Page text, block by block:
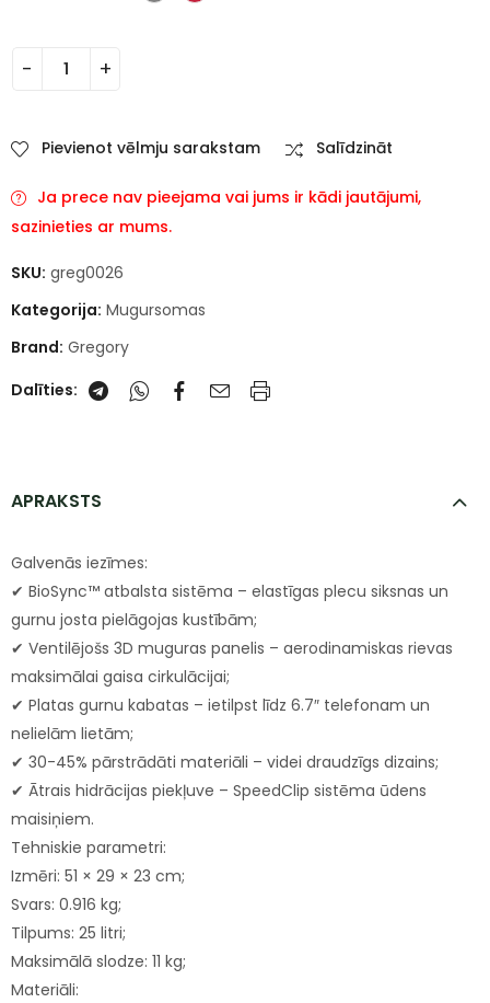
Pievienot vēlmju sarakstam Salīdzināt
Ja prece nav pieejama vai jums ir kādi jautājumi,
sazinieties ar mums.
SKU: greg0026
Kategorija: Mugursomas
Brand: Gregory
Dalīties:
APRAKSTS
Galvenās iezīmes:
✔ BioSync™ atbalsta sistēma – elastīgas plecu siksnas un
gurnu josta pielāgojas kustībām;
✔ Ventilējošs 3D muguras panelis – aerodinamiskas rievas
maksimālai gaisa cirkulācijai;
✔ Platas gurnu kabatas – ietilpst līdz 6.7″ telefonam un
nelielām lietām;
✔ 30-45% pārstrādāti materiāli – videi draudzīgs dizains;
✔ Ātrais hidrācijas piekļuve – SpeedClip sistēma ūdens
maisiņiem.
Tehniskie parametri:
Izmēri: 51 × 29 × 23 cm;
Svars: 0.916 kg;
Tilpums: 25 litri;
Maksimālā slodze: 11 kg;
Materiāli: